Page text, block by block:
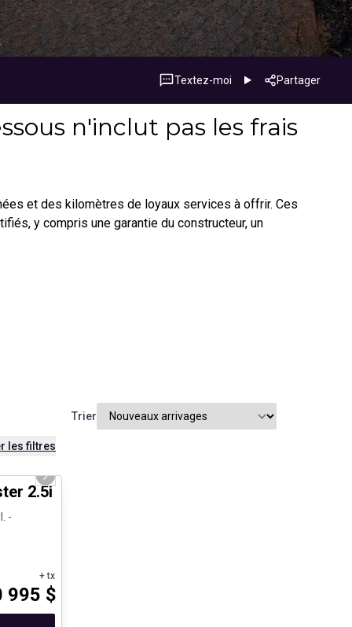
Textez-moi Partager
n'inclut pas les frais
et des kilomètres de loyaux services à offrir. Ces
y compris une garantie du constructeur, un
Trier
les filtres
1/25
Next slide
2.5i
-
+ tx
995 $